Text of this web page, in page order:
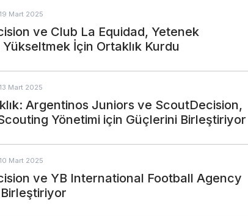
19 Mart 2025
ve Club La Equidad, Yetenek
Yükseltmek İçin Ortaklık Kurdu
13 Mart 2025
Argentinos Juniors ve ScoutDecision,
Yönetimi için Güçlerini Birleştiriyor
10 Mart 2025
ve YB International Football Agency